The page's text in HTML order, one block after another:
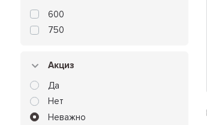
600
750
Акциз
Да
Нет
Неважно